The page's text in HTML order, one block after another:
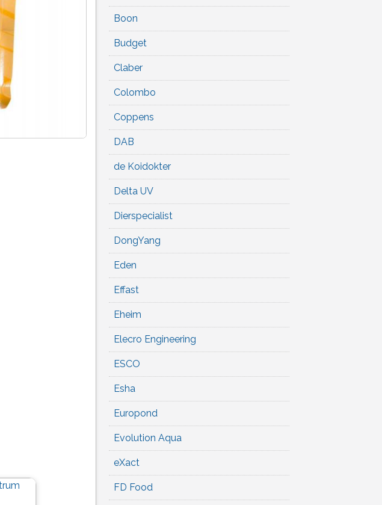
Boon
Budget
Claber
Colombo
Coppens
DAB
de Koidokter
Delta UV
Dierspecialist
DongYang
Eden
Effast
Eheim
Elecro Engineering
ESCO
Esha
Europond
Evolution Aqua
eXact
FD Food